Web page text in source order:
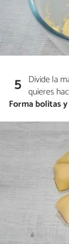
5 Divide la
quieres
Forma bolitas